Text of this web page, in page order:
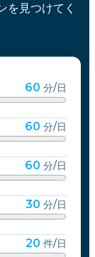
を見つけてく
60 分/日
60 分/日
60 分/日
30 分/日
20 件/日